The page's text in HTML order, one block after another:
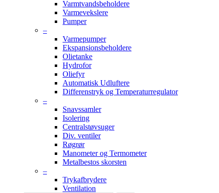
Varmtvandsbeholdere
Varmevekslere
Pumper
–
Varmepumper
Ekspansionsbeholdere
Olietanke
Hydrofor
Oliefyr
Automatisk Udluftere
Differenstryk og Temperaturregulator
–
Snavssamler
Isolering
Centralstøvsuger
Div. ventiler
Røgrør
Manometer og Termometer
Metalbestos skorsten
–
Trykafbrydere
Ventilation